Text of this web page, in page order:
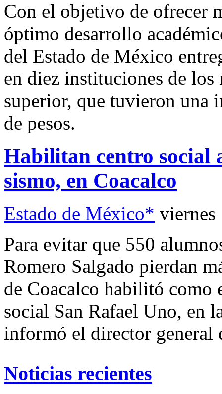
Con el objetivo de ofrecer
óptimo desarrollo
del Estado de México
en diez instituciones de
superior, que tuvieron una
de pesos.
Habilitan centro social
sismo, en Coacalco
Estado de México* viernes
Para evitar que 550
Romero Salgado pierdan
de Coacalco habilitó como
social San Rafael Uno, en
informó el director general
Noticias recientes